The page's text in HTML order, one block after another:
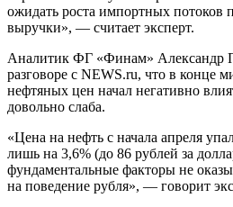
ожидать роста импортных потоков
выручки», — считает эксперт.
Аналитик ФГ «Финам» Александр
разговоре с NEWS.ru, что в конце
нефтяных цен начал негативно
довольно слаба.
«Цена на нефть с начала апреля
лишь на 3,6% (до 86 рублей за
фундаментальные факторы не
на поведение рубля», — говорит